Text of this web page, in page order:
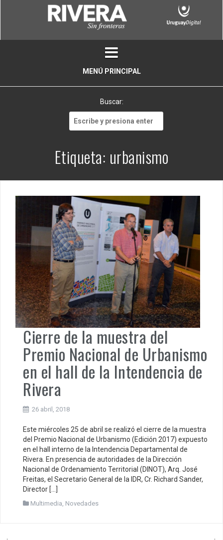
MENÚ PRINCIPAL
Buscar:
Etiqueta: urbanismo
Cierre de la muestra del
Premio Nacional de Urbanismo
en el hall de la Intendencia de
Rivera
26 abril, 2018
Este miércoles 25 de abril se realizó el cierre de la muestra
del Premio Nacional de Urbanismo (Edición 2017) expuesto
en el hall interno de la Intendencia Departamental de
Rivera. En presencia de autoridades de la Dirección
Nacional de Ordenamiento Territorial (DINOT), Arq. José
Freitas, el Secretario General de la IDR, Cr. Richard Sander,
Director […]
Multimedia Novedades